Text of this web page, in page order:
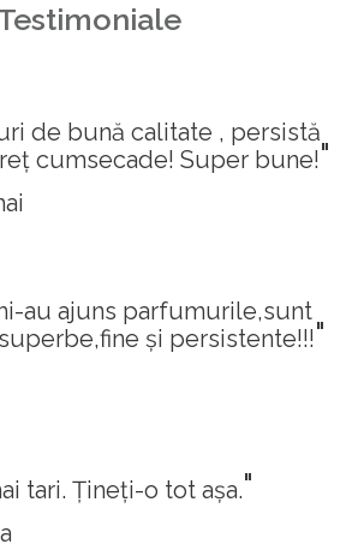
de bună calitate , persistă
cumsecade! Super bune!"
au ajuns parfumurile,sunt
și persistente!!!"
tari. Țineți-o tot așa."